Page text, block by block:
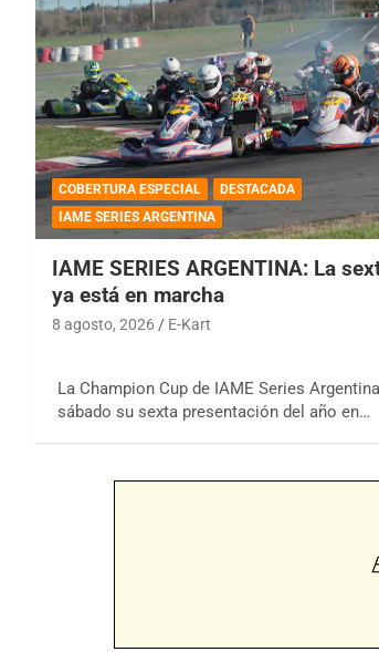
COBERTURA ESPECIAL
DESTACADA
IAME SERIES ARGENTINA
IAME SERIES ARGENTINA: La
ya está en marcha
8 agosto, 2026 E-Kart
La Champion Cup de IAME Series
sábado su sexta presentación del año en…